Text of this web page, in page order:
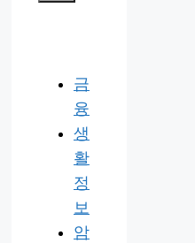
금
융
생
활
정
보
암